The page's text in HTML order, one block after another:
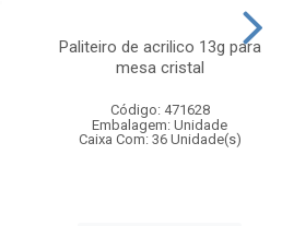
Paliteiro de acrilico 13g para
mesa cristal
Código: 471628
Embalagem: Unidade
Caixa Com: 36 Unidade(s)